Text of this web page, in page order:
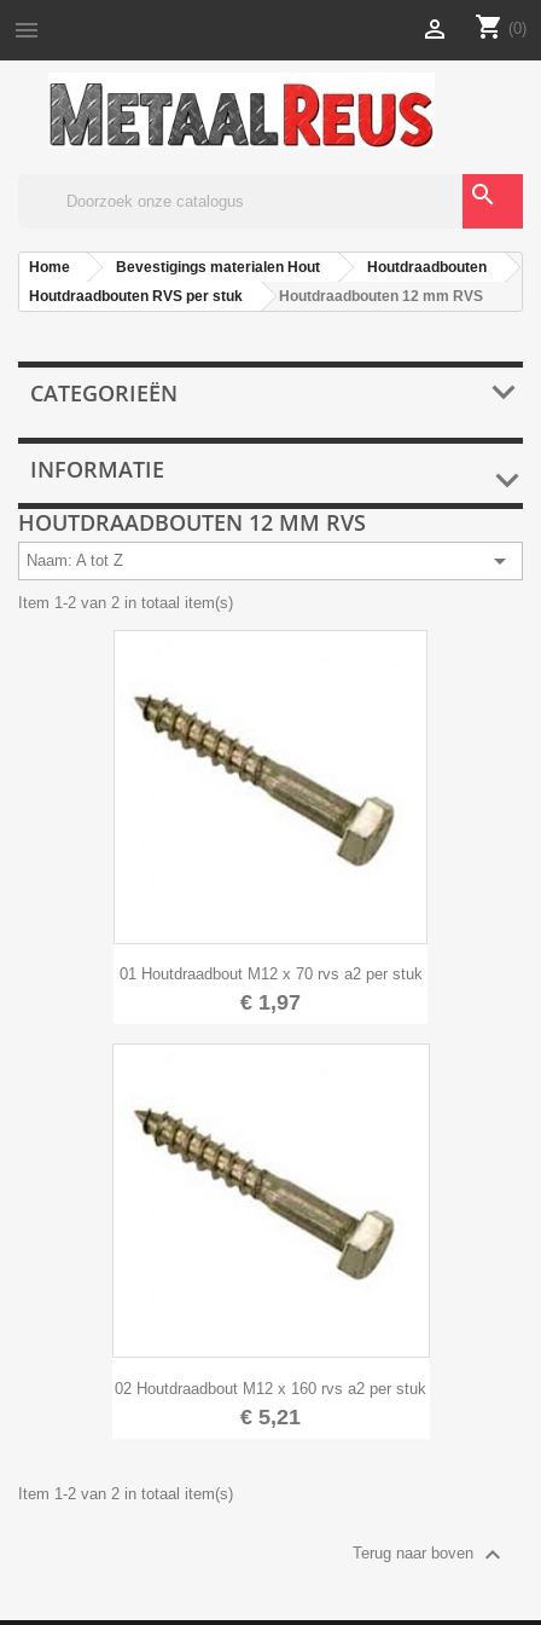
 shopping_cart (0)

search
Home Bevestigings materialen Hout
Houtdraadbouten
Houtdraadbouten RVS per stuk
Houtdraadbouten 12 mm RVS
CATEGORIEËN 
INFORMATIE 
HOUTDRAADBOUTEN 12 MM RVS
Naam: A tot Z 
Item 1-2 van 2 in totaal item(s)
01 Houtdraadbout M12 x 70 rvs a2 per stuk
€ 1,97
02 Houtdraadbout M12 x 160 rvs a2 per stuk
€ 5,21
Item 1-2 van 2 in totaal item(s)
Terug naar boven 